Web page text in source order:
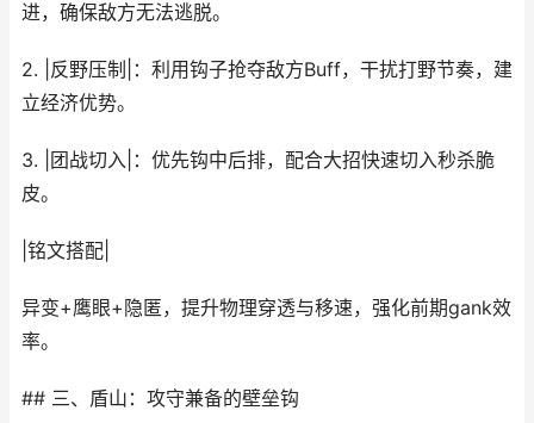
进，确保敌方无法逃脱。
2. |反野压制|：利用钩子抢夺敌方Buff，干扰打野节奏，建
立经济优势。
3. |团战切入|：优先钩中后排，配合大招快速切入秒杀脆
皮。
|铭文搭配|
异变+鹰眼+隐匿，提升物理穿透与移速，强化前期gank效
率。
## 三、盾山：攻守兼备的壁垒钩